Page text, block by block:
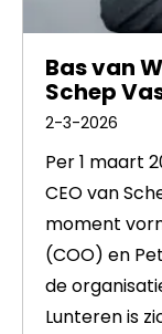
Bas van
Schep
2-3-2026
Per 1 maart
CEO van
moment
(COO) en
de
Lunteren is